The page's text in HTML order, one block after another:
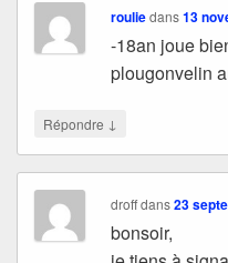
rouliedans13
-18an joue
plougonvelin
Répondre ↓
droffdans23
bonsoir,